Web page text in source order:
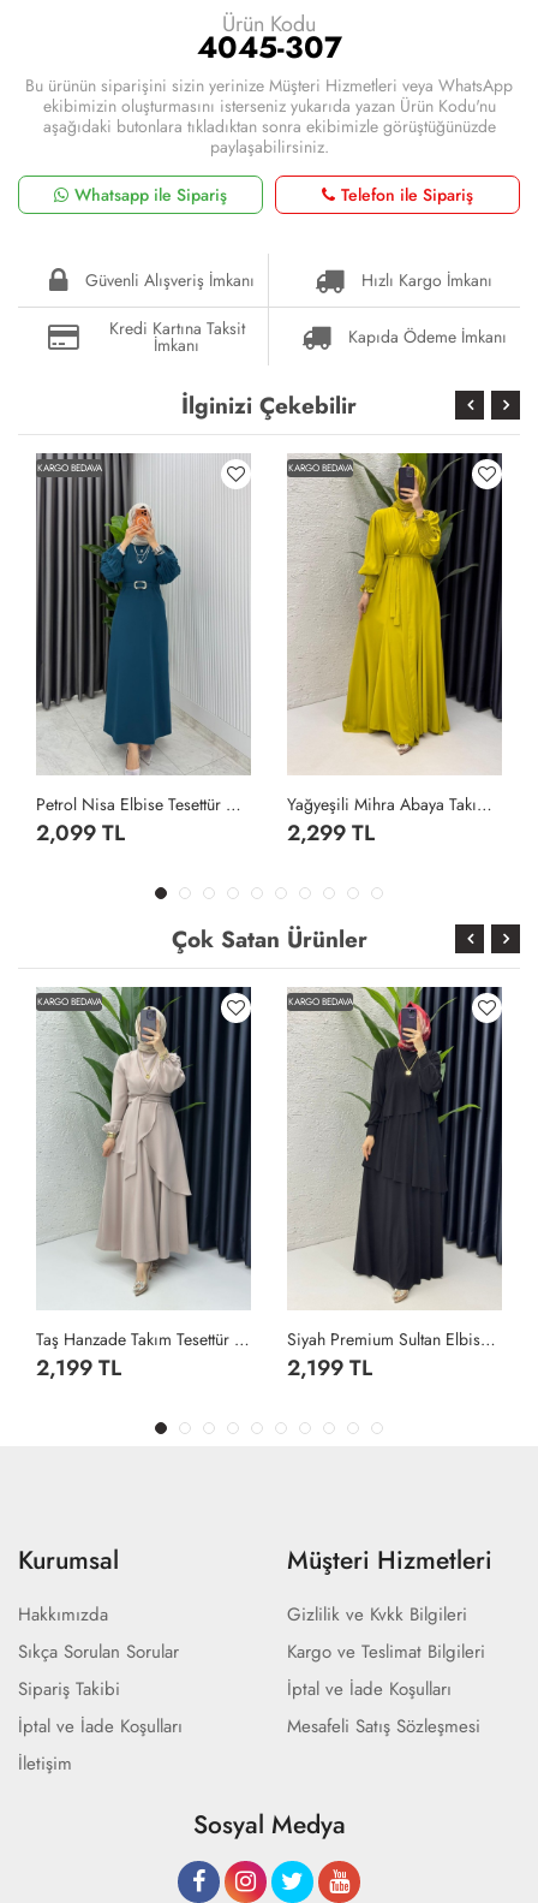
Ürün Kodu
4045-307
Bu ürünün siparişini sizin yerinize Müşteri Hizmetleri veya WhatsApp
ekibimizin oluşturmasını isterseniz yukarıda yazan Ürün Kodu'nu
aşağıdaki butonlara tıkladıktan sonra ekibimizle görüştüğünüzde
paylaşabilirsiniz.
Whatsapp ile Sipariş
Telefon ile Sipariş
Güvenli Alışveriş İmkanı
Hızlı Kargo İmkanı
Kredi Kartına Taksit
İmkanı Kapıda Ödeme İmkanı
İlginizi Çekebilir
KARGO BEDAVA
Petrol Nisa Elbise Tesettür Giyim Petrol Yeşili
2,099 TL
KARGO BEDAVA
Yağyeşili Mihra Abaya Takım Tesettür Giyim Yağ Yeşili
2,299 TL
Çok Satan Ürünler
KARGO BEDAVA
Taş Hanzade Takım Tesettür Giyim Taş Rengi
2,199 TL
KARGO BEDAVA
Siyah Premium Sultan Elbise Tesettür Giyim Siyah
2,199 TL
Kurumsal
Hakkımızda
Sıkça Sorulan Sorular
Sipariş Takibi
İptal ve İade Koşulları
İletişim
Müşteri Hizmetleri
Gizlilik ve Kvkk Bilgileri
Kargo ve Teslimat Bilgileri
İptal ve İade Koşulları
Mesafeli Satış Sözleşmesi
Sosyal Medya